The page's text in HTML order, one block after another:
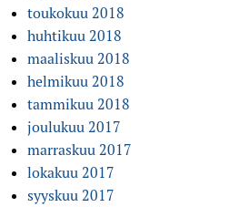
toukokuu 2018
huhtikuu 2018
maaliskuu 2018
helmikuu 2018
tammikuu 2018
joulukuu 2017
marraskuu 2017
lokakuu 2017
syyskuu 2017